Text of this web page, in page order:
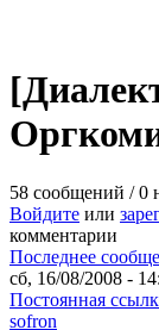
58 сообщений / 0
Войдите или
комментарии
Последнее
сб, 16/08/2008 -
Постоянная
sofron